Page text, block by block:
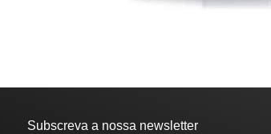
Subscreva a nossa newsletter